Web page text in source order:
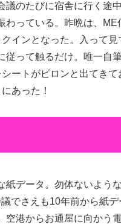
のたびに宿舎に行く途
っている。昨晩は、
インとなった。入って
従って触るだけ。唯一自
ートがピロンと出てき
あった！
データ。勿体ないよう
でさえも10年前から紙
港からお通屋に向かう